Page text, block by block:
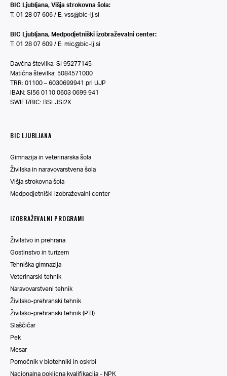
BIC Ljubljana, Višja strokovna šola:
T: 01 28 07 606 / E: vss@bic-lj.si
BIC Ljubljana, Medpodjetniški izobraževalni center:
T: 01 28 07 609 / E: mic@bic-lj.si
Davčna številka: SI 95277145
Matična številka: 5084571000
TRR: 01100 – 6030699941 pri UJP
IBAN: SI56 0110 0603 0699 941
SWIFT/BIC: BSLJSI2X
BIC LJUBLJANA
Gimnazija in veterinarska šola
Živilska in naravovarstvena šola
Višja strokovna šola
Medpodjetniški izobraževalni center
IZOBRAŽEVALNI PROGRAMI
Živilstvo in prehrana
Gostinstvo in turizem
Tehniška gimnazija
Veterinarski tehnik
Naravovarstveni tehnik
Živilsko-prehranski tehnik
Živilsko-prehranski tehnik (PTI)
Slaščičar
Pek
Mesar
Pomočnik v biotehniki in oskrbi
Nacionalna poklicna kvalifikacija - NPK